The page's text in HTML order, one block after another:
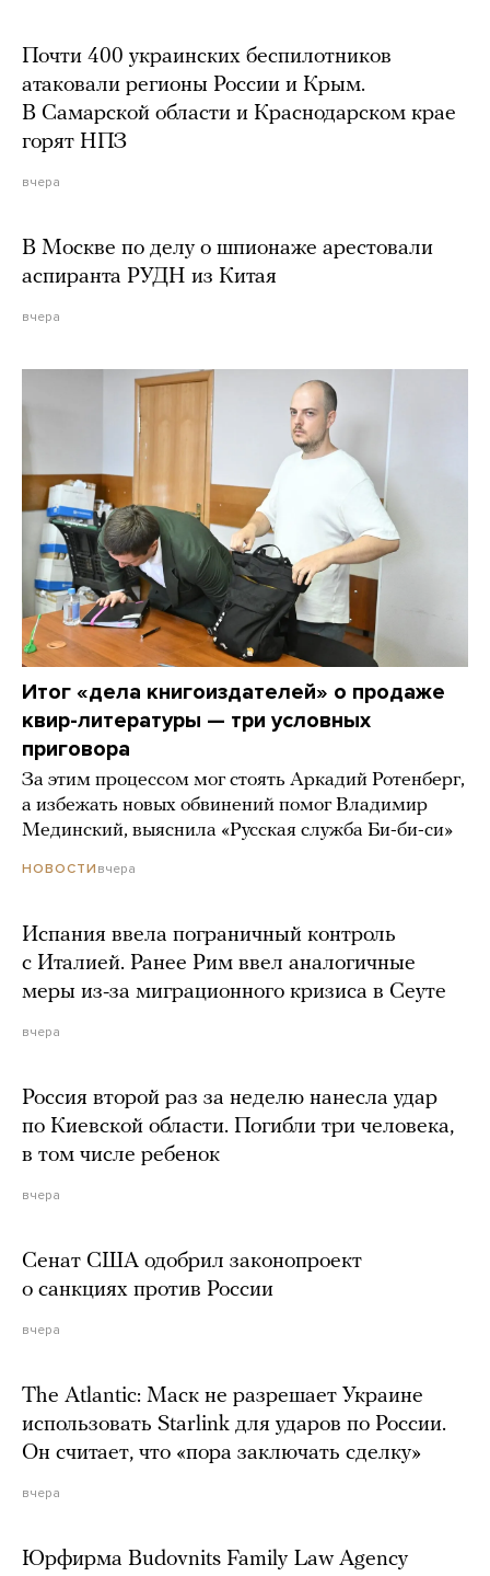
Почти 400 украинских беспилотников
атаковали регионы России и Крым.
В Самарской области и Краснодарском крае
горят НПЗ
вчера
В Москве по делу о шпионаже арестовали
аспиранта РУДН из Китая
вчера
Итог «дела книгоиздателей» о продаже
квир-литературы — три условных
приговора
За этим процессом мог стоять Аркадий Ротенберг,
а избежать новых обвинений помог Владимир
Мединский, выяснила «Русская служба Би-би-си»
НОВОСТИ вчера
Испания ввела пограничный контроль
с Италией. Ранее Рим ввел аналогичные
меры из-за миграционного кризиса в Сеуте
вчера
Россия второй раз за неделю нанесла удар
по Киевской области. Погибли три человека,
в том числе ребенок
вчера
Сенат США одобрил законопроект
о санкциях против России
вчера
The Atlantic: Маск не разрешает Украине
использовать Starlink для ударов по России.
Он считает, что «пора заключать сделку»
вчера
Юрфирма Budovnits Family Law Agency